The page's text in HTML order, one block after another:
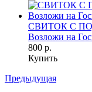
СВИТОК С
Возложи на
800 р.
Купить
Предыдущая